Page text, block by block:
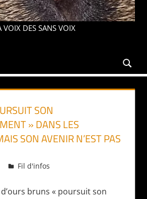
PAROLE
VOIX DES SANS VOIX
SON
» DANS LES
SON AVENIR N’EST PAS
Daniel
Fil d'infos
bruns « poursuit son